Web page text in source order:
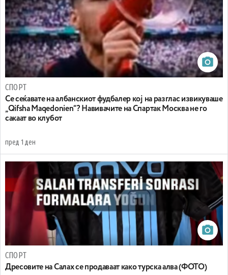
СПОРТ
Се сеќавате на албанскиот фудбалер кој на разглас извикуваше
„Qifsha Maqedonien“? Навивачите на Спартак Москва не го
сакаат во клубот
пред 1 ден
СПОРТ
Дресовите на Салах се продаваат како турска алва (ФОТО)